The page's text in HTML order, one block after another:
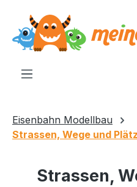
springen
Eisenbahn Modellbau
Strassen, Wege und
Strassen,